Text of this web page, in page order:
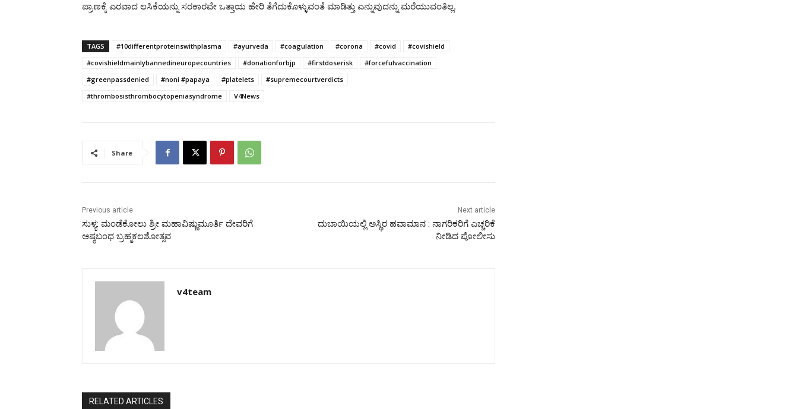
ಪ್ರಾಣಕ್ಕೆ ಎರವಾದ ಲಸಿಕೆಯನ್ನು ಸರಕಾರವೇ ಒತ್ತಾಯ ಹೇರಿ ತೆಗೆದುಕೊಳ್ಳುವಂತೆ ಮಾಡಿತ್ತು ಎನ್ನುವುದನ್ನು ಮರೆಯುವಂತಿಲ್ಲ.
TAGS #10differentproteinswithplasma #ayurveda #coagulation #corona #covid
#covishield
#covishieldmainlybannedineuropecountries
#donationforbjp #firstdoserisk
#forcefulvaccination
#greenpassdenied
#noni #papaya #platelets
#supremecourtverdicts
#thrombosisthrombocytopeniasyndrome
V4News
Share
Previous article
ಸುಳ್ಯ: ಮಂಡೆಕೋಲು ಶ್ರೀ ಮಹಾವಿಷ್ಣುಮೂರ್ತಿ ದೇವರಿಗೆ
ಅಷ್ಠಬಂಧ ಬ್ರಹ್ಮಕಲಶೋತ್ಸವ
Next article
ದುಬಾಯಿಯಲ್ಲಿ ಅಸ್ಥಿರ ಹವಾಮಾನ : ನಾಗರಿಕರಿಗೆ ಎಚ್ಚರಿಕೆ
ನೀಡಿದ ಪೋಲೀಸು
v4team
RELATED ARTICLES